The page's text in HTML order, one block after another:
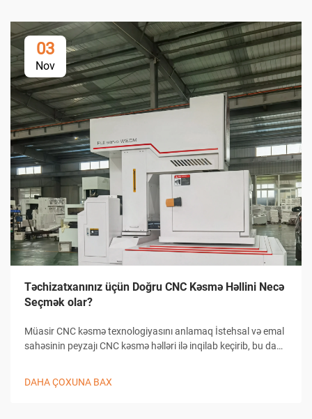
03
Nov
Təchizatxanınız üçün Doğru CNC Kəsmə Həllini Necə
Seçmək olar?
Müasir CNC kəsmə texnologiyasını anlamaq İstehsal və emal
sahəsinin peyzajı CNC kəsmə həlləri ilə inqilab keçirib, bu da
birləşmiş...
DAHA ÇOXUNA BAX